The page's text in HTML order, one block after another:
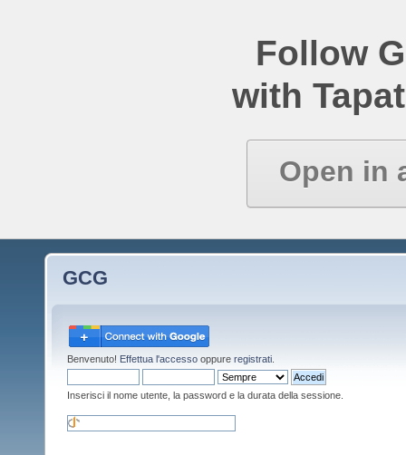
Follow
with
Open in
GCG
Benvenuto! Effettua l'accesso oppure registrati
Inserisci il nome utente, la password e la durata della sessione.